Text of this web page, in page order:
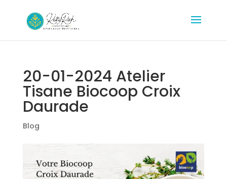
20-01-2024 Atelier
Tisane Biocoop Croix
Daurade
Blog